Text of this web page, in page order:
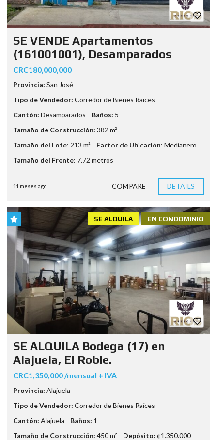
SE VENDE Apartamentos
(161001001), Desamparados
CRC180,000,000
Provincia: San José
Tipo de Vendedor: Corredor de Bienes Raíces
Cantón: Desamparados Baños: 5
Tamaño de Construcción: 382 m²
Tamaño del Lote: 213 m² Factor de Ubicación: Medianero
Tamaño del Frente: 7,72 metros
11 meses ago COMPARE DETAILS
EN CONDOMINIO
SE ALQUILA
SE ALQUILA Bodega (17) en
Alajuela, El Roble.
CRC1,350,000 /mensual + IVA
Provincia: Alajuela
Tipo de Vendedor: Corredor de Bienes Raíces
Cantón: Alajuela Baños: 1
Tamaño de Construcción: 450 m² Depósito: ¢1.350.000